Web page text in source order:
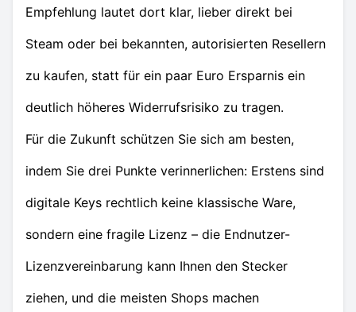
Empfehlung lautet dort klar, lieber direkt bei
Steam oder bei bekannten, autorisierten Resellern
zu kaufen, statt für ein paar Euro Ersparnis ein
deutlich höheres Widerrufsrisiko zu tragen.
Für die Zukunft schützen Sie sich am besten,
indem Sie drei Punkte verinnerlichen: Erstens sind
digitale Keys rechtlich keine klassische Ware,
sondern eine fragile Lizenz – die Endnutzer-
Lizenzvereinbarung kann Ihnen den Stecker
ziehen, und die meisten Shops machen